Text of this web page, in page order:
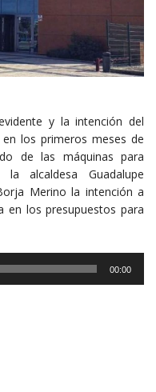
y la intención del
los primeros meses de
de las máquinas para
alcaldesa Guadalupe
Merino la intención a
en los presupuestos para
00:00